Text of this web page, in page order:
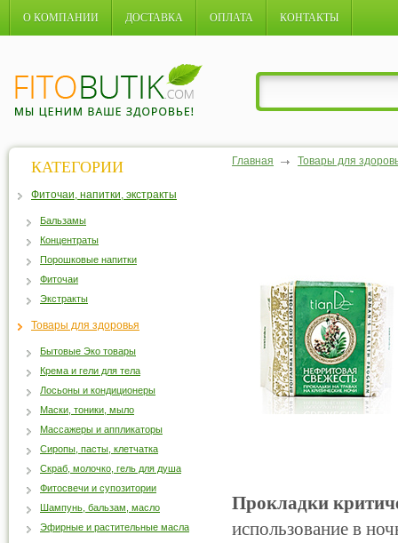
О КОМПАНИИ ДОСТАВКА ОПЛАТА КОНТАКТЫ
Главная Товары для
Прокладки
использование в
КАТЕГОРИИ
Фиточаи, напитки, экстракты
Бальзамы
Концентраты
Порошковые напитки
Фиточаи
Экстракты
Товары для здоровья
Бытовые Эко товары
Крема и гели для тела
Лосьоны и кондиционеры
Маски, тоники, мыло
Массажеры и аппликаторы
Сиропы, пасты, клетчатка
Скраб, молочко, гель для душа
Фитосвечи и супозитории
Шампунь, бальзам, масло
Эфирные и растительные масла